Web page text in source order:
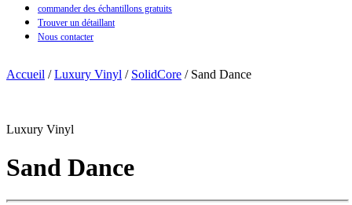
commander des échantillons gratuits
Trouver un détaillant
Nous contacter
Accueil /Luxury Vinyl / SolidCore / Sand Dance
Luxury Vinyl
Sand Dance